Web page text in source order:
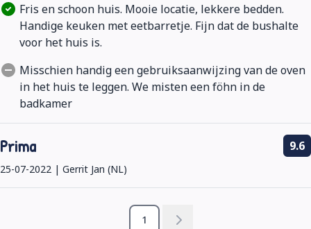
Fris en schoon huis. Mooie locatie, lekkere bedden.
Handige keuken met eetbarretje. Fijn dat de bushalte
voor het huis is.
Misschien handig een gebruiksaanwijzing van de oven
in het huis te leggen. We misten een föhn in de
badkamer
Prima
25-07-2022 | Gerrit Jan (NL)
9.6
1